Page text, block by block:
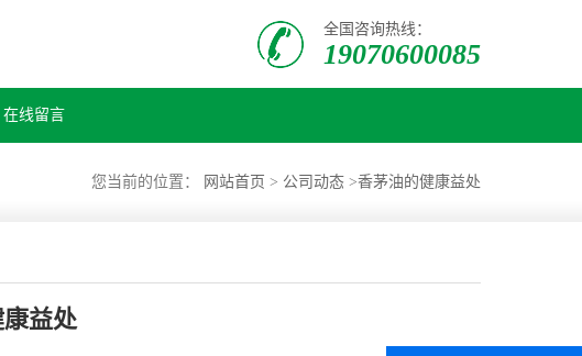
全国咨询热线：
19070600085
在线留言
您当前的位置： 网站首页 > 公司动态 >香茅油的健康益处
益处